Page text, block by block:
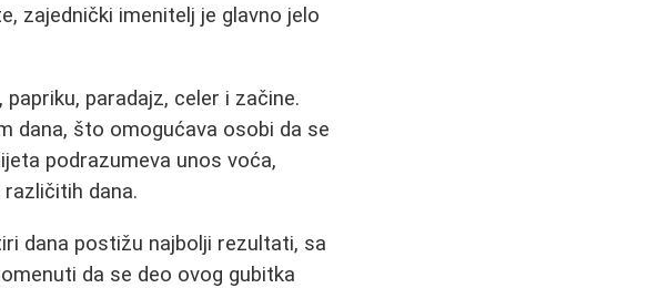
zajednički imenitelj je glavno jelo
paradajz, celer i začine.
dana, što omogućava osobi da se
podrazumeva unos voća,
dana.
dana postižu najbolji rezultati, sa
da se deo ovog gubitka